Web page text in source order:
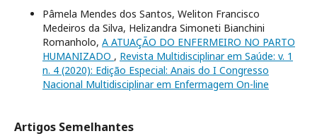
Pâmela Mendes dos Santos, Weliton Francisco
Medeiros da Silva, Helizandra Simoneti Bianchini
Romanholo, A ATUAÇÃO DO ENFERMEIRO NO PARTO
HUMANIZADO , Revista Multidisciplinar em Saúde: v. 1
n. 4 (2020): Edição Especial: Anais do I Congresso
Nacional Multidisciplinar em Enfermagem On-line
Artigos Semelhantes